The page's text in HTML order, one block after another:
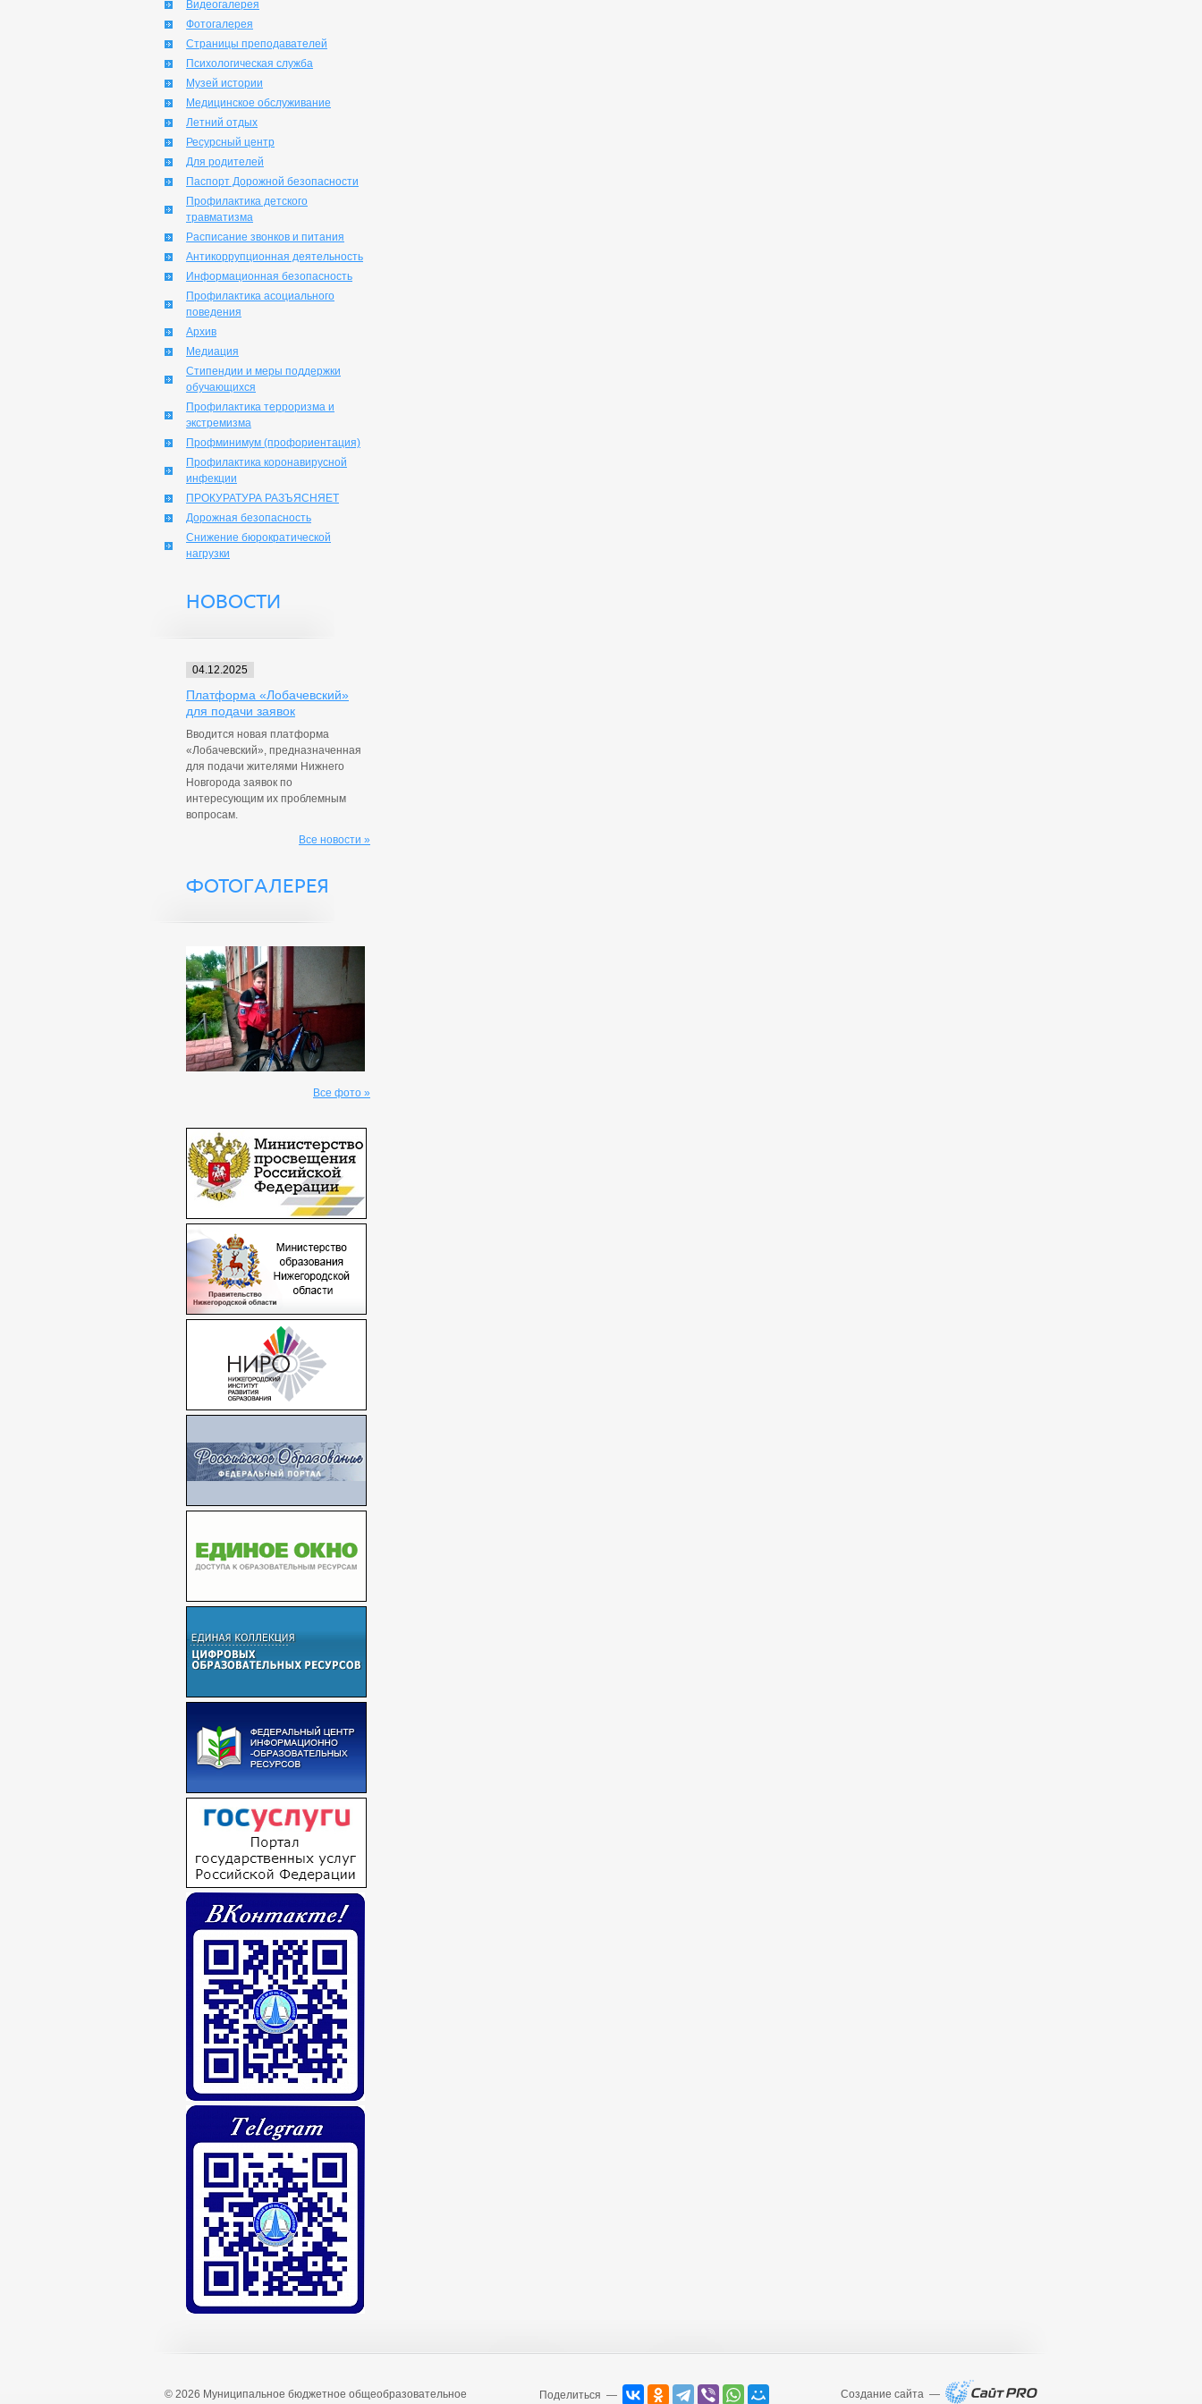
Видеогалерея
Фотогалерея
Страницы преподавателей
Психологическая служба
Музей истории
Медицинское обслуживание
Летний отдых
Ресурсный центр
Для родителей
Паспорт Дорожной безопасности
Профилактика детского
травматизма
Расписание звонков и питания
Антикоррупционная деятельность
Информационная безопасность
Профилактика асоциального
поведения
Архив
Медиация
Стипендии и меры поддержки
обучающихся
Профилактика терроризма и
экстремизма
Профминимум (профориентация)
Профилактика коронавирусной
инфекции
ПРОКУРАТУРА РАЗЪЯСНЯЕТ
Дорожная безопасность
Снижение бюрократической
нагрузки
НОВОСТИ
04.12.2025
Платформа «Лобачевский»
для подачи заявок
Вводится новая платформа
«Лобачевский», предназначенная
для подачи жителями Нижнего
Новгорода заявок по
интересующим их проблемным
вопросам.
Все новости »
ФОТОГАЛЕРЕЯ
Все фото »
© 2026 Муниципальное бюджетное общеобразовательное Поделиться — Создание сайта —